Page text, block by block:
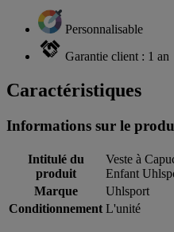
Personnalisable
Garantie client : 1 an
Caractéristiques
Informations sur le
Intitulé du
produit
Veste à
Enfant
Marque
Uhlsport
Conditionnement L'unité